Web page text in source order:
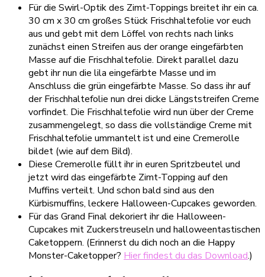
Für die Swirl-Optik des Zimt-Toppings breitet ihr ein ca.
30 cm x 30 cm großes Stück Frischhaltefolie vor euch
aus und gebt mit dem Löffel von rechts nach links
zunächst einen Streifen aus der orange eingefärbten
Masse auf die Frischhaltefolie. Direkt parallel dazu
gebt ihr nun die lila eingefärbte Masse und im
Anschluss die grün eingefärbte Masse. So dass ihr auf
der Frischhaltefolie nun drei dicke Längststreifen Creme
vorfindet. Die Frischhaltefolie wird nun über der Creme
zusammengelegt, so dass die vollständige Creme mit
Frischhaltefolie ummantelt ist und eine Cremerolle
bildet (wie auf dem Bild).
Diese Cremerolle füllt ihr in euren Spritzbeutel und
jetzt wird das eingefärbte Zimt-Topping auf den
Muffins verteilt. Und schon bald sind aus den
Kürbismuffins, leckere Halloween-Cupcakes geworden.
Für das Grand Final dekoriert ihr die Halloween-
Cupcakes mit Zuckerstreuseln und halloweentastischen
Caketoppern. (Erinnerst du dich noch an die Happy
Monster-Caketopper? Hier findest du das Download.)